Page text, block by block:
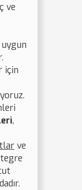
ve
için
,
ve